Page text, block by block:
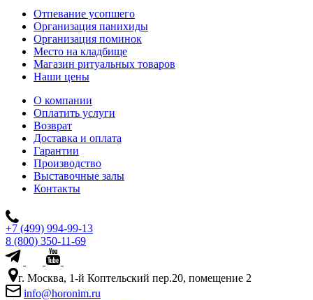
Отпевание усопшего
Организация панихиды
Организация поминок
Место на кладбище
Магазин ритуальных товаров
Наши цены
О компании
Оплатить услуги
Возврат
Доставка и оплата
Гарантии
Производство
Выставочные залы
Контакты
+7 (499) 994-99-13
8 (800) 350-11-69
г. Москва, 1-й Коптельский пер.20, помещение 2
info@horonim.ru